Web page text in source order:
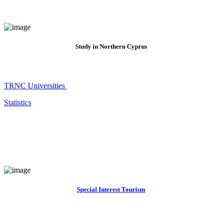
Study in Northern Cyprus
TRNC Universities
Statistics
Special Interest Tourism